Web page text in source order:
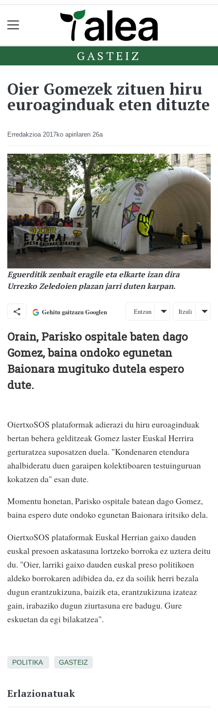
GASTEIZ
Oier Gomezek zituen hiru
euroaginduak eten dituzte
Erredakzioa 2017ko apirilaren 26a
Eguerditik zenbait eragile eta elkarte izan dira
Urrezko Zeledoien plazan jarri duten karpan.
Gehitu gaitzazu Googlen Entzun Itzuli
Orain, Parisko ospitale baten dago
Gomez, baina ondoko egunetan
Baionara mugituko dutela espero
dute.
OiertxoSOS plataformak adierazi du hiru euroaginduak
bertan behera gelditzeak Gomez laster Euskal Herrira
gerturatzea suposatzen duela. "Kondenaren etendura
ahalbideratu duen garaipen kolektiboaren testuinguruan
kokatzen da" esan dute.
Momentu honetan, Parisko ospitale batean dago Gomez,
baina espero dute ondoko egunetan Baionara iritsiko dela.
OiertxoSOS plataformak Euskal Herrian gaixo dauden
euskal presoen askatasuna lortzeko borroka ez uztera deitu
du. "Oier, larriki gaixo dauden euskal preso politikoen
aldeko borrokaren adibidea da, ez da soilik herri bezala
dugun erantzukizuna, baizik eta, erantzukizuna izateaz
gain, irabaziko dugun ziurtasuna ere badugu. Gure
eskuetan da egi bilakatzea".
POLITIKA GASTEIZ
Erlazionatuak